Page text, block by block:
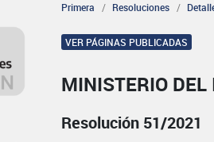
Primera Resoluciones
VER PÁGINAS PUBLICADAS
MINISTERIO DEL
Resolución 51/2021